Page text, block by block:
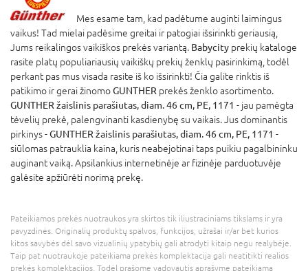
Mes esame tam, kad padėtume auginti laimingus
vaikus! Tad mielai padėsime greitai ir patogiai išsirinkti geriausią,
Jums reikalingos vaikiškos prekės variantą. Babycity prekių kataloge
rasite platų populiariausių vaikiškų prekių ženklų pasirinkimą, todėl
perkant pas mus visada rasite iš ko išsirinkti! Čia galite rinktis iš
patikimo ir gerai žinomoGUNTHER prekės ženklo asortimento.
GUNTHER žaislinis parašiutas, diam. 46 cm, PE, 1171 - jau pamėgta
tėvelių prekė, palengvinanti kasdienybę su vaikais. Jus dominantis
pirkinys -GUNTHER žaislinis parašiutas, diam. 46 cm, PE, 1171 -
siūlomas patrauklia kaina, kuris neabejotinai taps puikiu pagalbininku
auginant vaiką. Apsilankius internetinėje ar fizinėje parduotuvėje
galėsite apžiūrėti norimą prekę.
Pateikiamos prekės nuotraukos yra skirtos tik iliustraciniams tikslams ir yra
pavyzdinės. Originalių produktų spalvos, funkcijos, užrašai ir/ar bet kurios
kitos savybės dėl savo vizualinių ypatybių gali atrodyti kitaip negu realybėje.
Taip pat nuotraukoje pateikiama prekės komplektacija gali neatitikti realios
prekės komplektacijos. Todėl prašome vadovautis aprašyme pateikiama